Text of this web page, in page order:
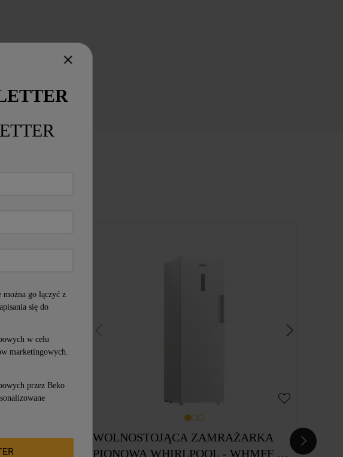
WOLNOSTOJĄCA ZAMRAŻARKA
PIONOWA WHIRLPOOL - WHMFF
go łączyć z
się do
w celu
marketingowych.
przez Beko